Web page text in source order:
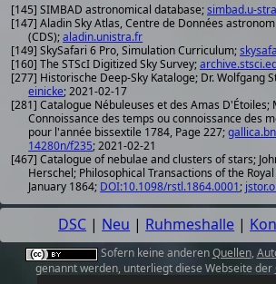
[145] SIMBAD astronomical database;simbad.u-
[147] Aladin Sky Atlas, Centre de Données
(CDS);aladin.unistra.fr
[149] SkySafari 6 Pro, Simulation Curriculum;
[160] The STScI Digitized Sky Survey;
[277] Historische Deep-Sky Kataloge; Dr. Wolfgang
einicke; 2021-02-17
[281] Catalogue Nébuleuses et des Amas D'Étoiles;
Connoissance des temps ou connoissance des
pour l'année bissextile 1784, Page 227;
14280n/f235; 2021-02-21
[467] Catalogue of nebulae and clusters of stars;
Herschel; Philosophical Transactions of the
January 1864; DOI:10.1098/rstl.1864.0001;
DSC | Neu | Ruhmeshalle |
Sofern keine anderenQuellen,
genannt werden, unterliegt diese Webseite der